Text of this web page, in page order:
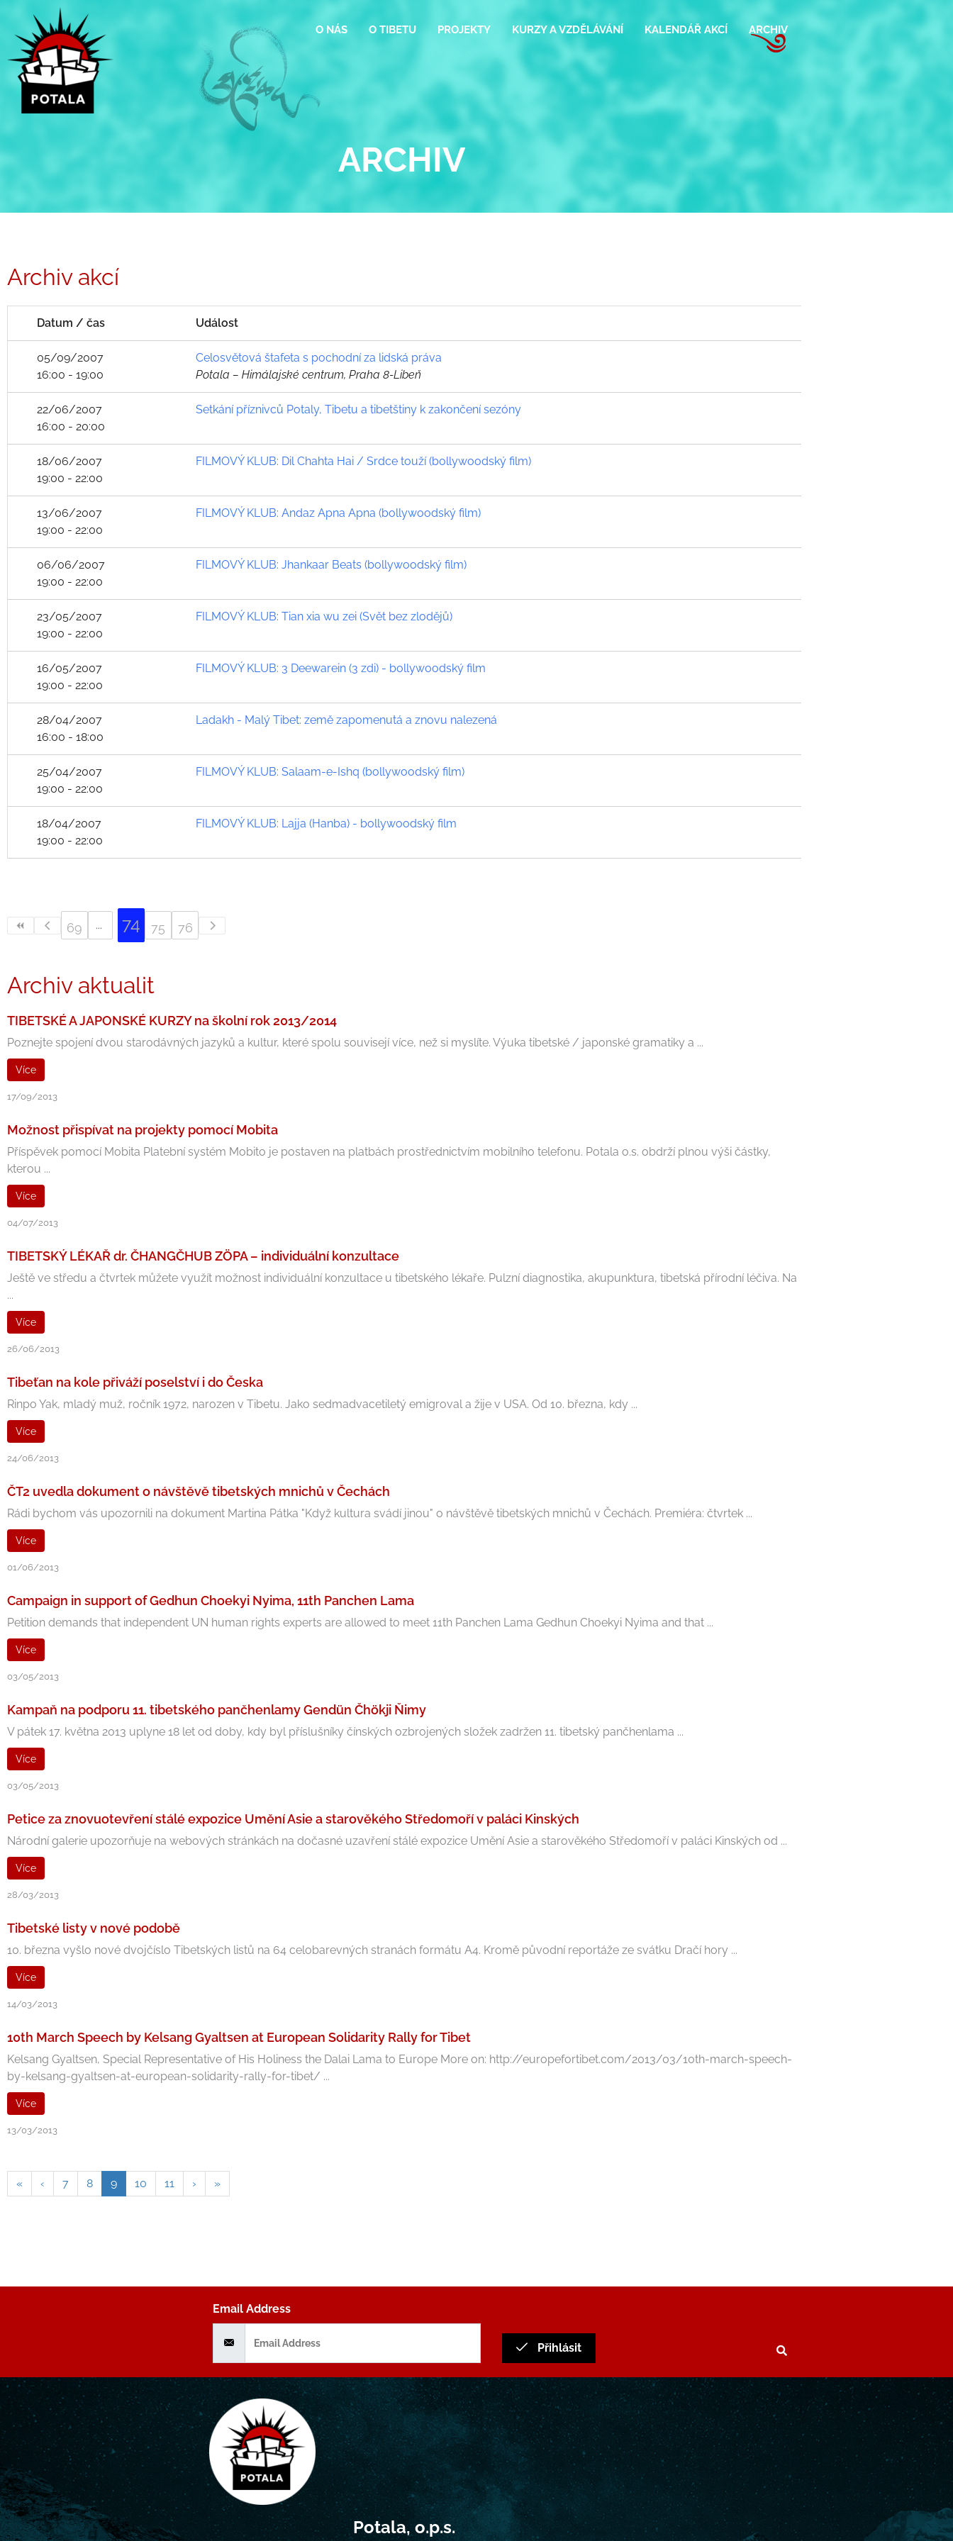
obsah
O NÁS O TIBETU PROJEKTY KURZY A VZDĚLÁVÁNÍ KALENDÁŘ AKCÍ ARCHIV
ARCHIV
Archiv akcí
Datum / čas Událost
05/09/2007
16:00 - 19:00
Celosvětová štafeta s pochodní za lidská práva
Potala – Himálajské centrum, Praha 8-Libeň
22/06/2007
16:00 - 20:00
Setkání příznivců Potaly, Tibetu a tibetštiny k zakončení sezóny
18/06/2007
19:00 - 22:00
FILMOVÝ KLUB: Dil Chahta Hai / Srdce touží (bollywoodský film)
13/06/2007
19:00 - 22:00
FILMOVÝ KLUB: Andaz Apna Apna (bollywoodský film)
06/06/2007
19:00 - 22:00
FILMOVÝ KLUB: Jhankaar Beats (bollywoodský film)
23/05/2007
19:00 - 22:00
FILMOVÝ KLUB: Tian xia wu zei (Svět bez zlodějů)
16/05/2007
19:00 - 22:00
FILMOVÝ KLUB: 3 Deewarein (3 zdi) - bollywoodský film
28/04/2007
16:00 - 18:00
Ladakh - Malý Tibet: země zapomenutá a znovu nalezená
25/04/2007
19:00 - 22:00
FILMOVÝ KLUB: Salaam-e-Ishq (bollywoodský film)
18/04/2007
19:00 - 22:00
FILMOVÝ KLUB: Lajja (Hanba) - bollywoodský film
69 74 75 76
Archiv aktualit
TIBETSKÉ A JAPONSKÉ KURZY na školní rok 2013/2014
Poznejte spojení dvou starodávných jazyků a kultur, které spolu souvisejí více, než si myslíte. Výuka tibetské / japonské gramatiky a ...
Více
17/09/2013
Možnost přispívat na projekty pomocí Mobita
Příspěvek pomocí Mobita Platební systém Mobito je postaven na platbách prostřednictvím mobilního telefonu. Potala o.s. obdrží plnou výši částky,
kterou ...
Více
04/07/2013
TIBETSKÝ LÉKAŘ dr. ČHANGČHUB ZÖPA – individuální konzultace
Ještě ve středu a čtvrtek můžete využít možnost individuální konzultace u tibetského lékaře. Pulzní diagnostika, akupunktura, tibetská přírodní léčiva. Na
...
Více
26/06/2013
Tibeťan na kole přiváží poselství i do Česka
Rinpo Yak, mladý muž, ročník 1972, narozen v Tibetu. Jako sedmadvacetiletý emigroval a žije v USA. Od 10. března, kdy ...
Více
24/06/2013
ČT2 uvedla dokument o návštěvě tibetských mnichů v Čechách
Rádi bychom vás upozornili na dokument Martina Pátka "Když kultura svádí jinou" o návštěvě tibetských mnichů v Čechách. Premiéra: čtvrtek ...
Více
01/06/2013
Campaign in support of Gedhun Choekyi Nyima, 11th Panchen Lama
Petition demands that independent UN human rights experts are allowed to meet 11th Panchen Lama Gedhun Choekyi Nyima and that ...
Více
03/05/2013
Kampaň na podporu 11. tibetského pančhenlamy Gendün Čhökji Ňimy
V pátek 17. května 2013 uplyne 18 let od doby, kdy byl příslušníky čínských ozbrojených složek zadržen 11. tibetský pančhenlama ...
Více
03/05/2013
Petice za znovuotevření stálé expozice Umění Asie a starověkého Středomoří v paláci Kinských
Národní galerie upozorňuje na webových stránkách na dočasné uzavření stálé expozice Umění Asie a starověkého Středomoří v paláci Kinských od ...
Více
28/03/2013
Tibetské listy v nové podobě
10. března vyšlo nové dvojčíslo Tibetských listů na 64 celobarevných stranách formátu A4. Kromě původní reportáže ze svátku Dračí hory ...
Více
14/03/2013
10th March Speech by Kelsang Gyaltsen at European Solidarity Rally for Tibet
Kelsang Gyaltsen, Special Representative of His Holiness the Dalai Lama to Europe More on: http://europefortibet.com/2013/03/10th-march-speech-
by-kelsang-gyaltsen-at-european-solidarity-rally-for-tibet/ ...
Více
13/03/2013
« ‹ 7 8 9 10 11 › »
Email Address
Přihlásit
Potala, o.p.s.